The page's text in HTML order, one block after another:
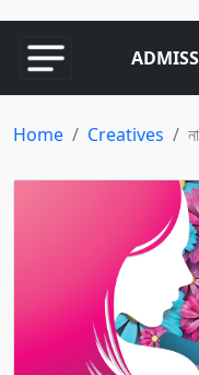
Home Creatives